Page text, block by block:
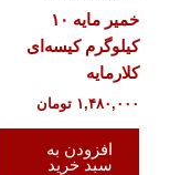
خمیر مایه ۱۰
کیلوگرم کیسه‌ای
کلارمایه
۱,۴۸۰,۰۰۰ تومان
افزودن به
سبد خرید